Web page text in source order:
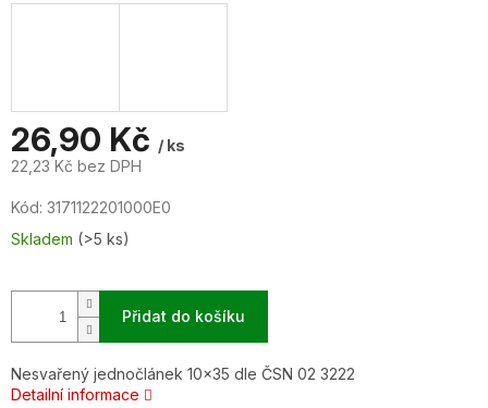
26,90 Kč / ks
22,23 Kč bez DPH
cena:
Kód: 3171122201000E0
Skladem (>5 ks)
Přidat do košíku
Nesvařený jednočlánek 10x35 dle ČSN 02 3222
Detailní informace